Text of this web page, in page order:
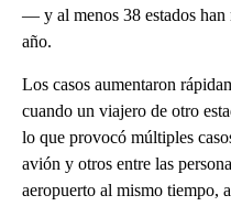
— y al menos 38 estados han
año.
Los casos aumentaron
cuando un viajero de otro
lo que provocó múltiples
avión y otros entre las
aeropuerto al mismo tiempo,